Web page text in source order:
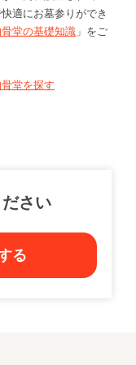
適にお墓参りができ
堂の基礎知識 」をご
堂を探す
さい
る